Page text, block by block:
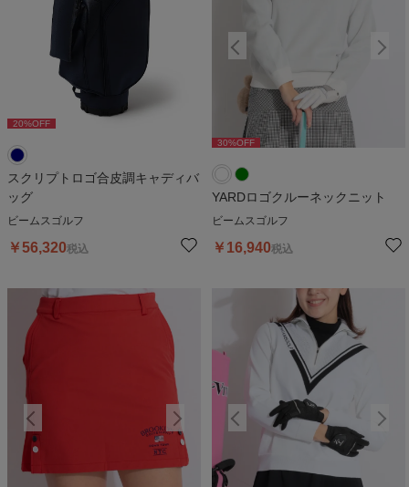
20%OFF
スクリプトロゴ合皮調キャディバ
ッグ
ビームスゴルフ
￥56,320税込
30%OFF
YARDロゴクルーネックニット
ビームスゴルフ
￥ 16,940税込